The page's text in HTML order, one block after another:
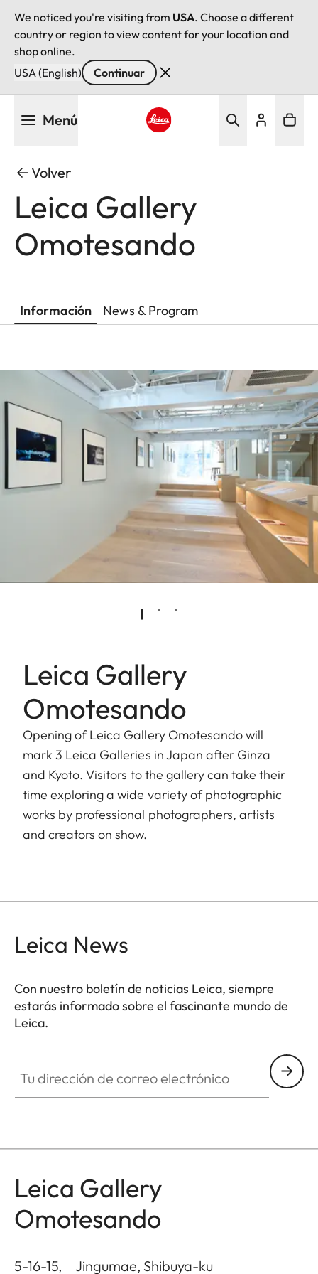
We noticed you're visiting from USA. Choose a different
country or region to view content for your location and
shop online.
USA (English)
Continuar
Menú
Volver
Leica Gallery
Omotesando
Información News & Program
Leica Gallery
Omotesando
Opening of Leica Gallery Omotesando will
mark 3 Leica Galleries in Japan after Ginza
and Kyoto. Visitors to the gallery can take their
time exploring a wide variety of photographic
works by professional photographers, artists
and creators on show.
Leica News
Con nuestro boletín de noticias Leica, siempre
estarás informado sobre el fascinante mundo de
Leica.
Leica Gallery
Omotesando
5-16-15, Jingumae, Shibuya-ku